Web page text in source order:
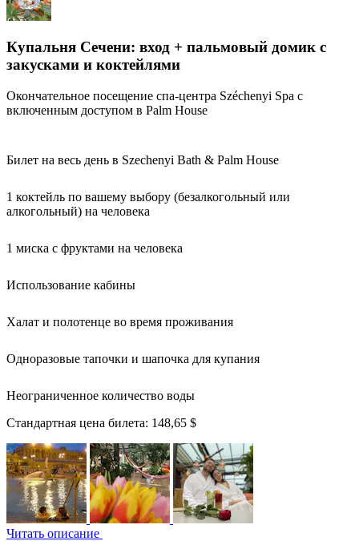
Купальня Сечени: вход + пальмовый домик с
закусками и коктейлями
Окончательное посещение спа-центра Széchenyi Spa с
включенным доступом в Palm House
Билет на весь день в Szechenyi Bath & Palm House
1 коктейль по вашему выбору (безалкогольный или
алкогольный) на человека
1 миска с фруктами на человека
Использование кабины
Халат и полотенце во время проживания
Одноразовые тапочки и шапочка для купания
Неограниченное количество воды
Стандартная цена билета: 148,65 $
Читать описание